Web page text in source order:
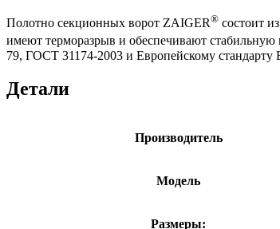
Полотно секционных ворот ZAIGER® состоит
имеют терморазрыв и обеспечивают
79, ГОСТ 31174-2003 и Европейскому стандарту
Детали
Производитель
Модель
Размеры: